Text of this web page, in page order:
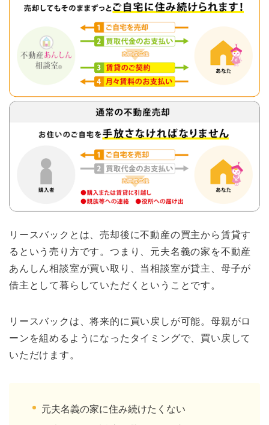
リースバックとは、売却後に不動産の買主から賃貸す
るという売り方です。つまり、元夫名義の家を不動産
あんしん相談室が買い取り、当相談室が貸主、母子が
借主として暮らしていただくということです。
リースバックは、将来的に買い戻しが可能。母親がロ
ーンを組めるようになったタイミングで、買い戻して
いただけます。
元夫名義の家に住み続けたくない